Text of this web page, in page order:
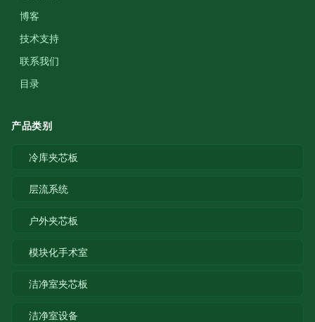
博客
技术支持
联系我们
目录
产品类别
冷库夹芯板
层流系统
户外夹芯板
模块化手术室
洁净室夹芯板
洁净室设备